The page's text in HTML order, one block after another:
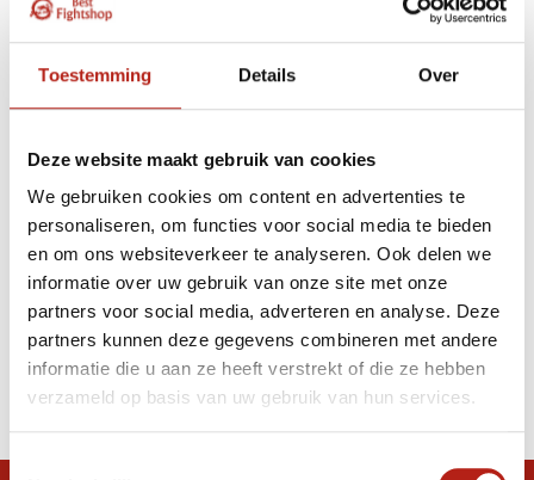
Toestemming Details Over
Deze website maakt gebruik van cookies
We gebruiken cookies om content en advertenties te
personaliseren, om functies voor social media te bieden
en om ons websiteverkeer te analyseren. Ook delen we
informatie over uw gebruik van onze site met onze
partners voor social media, adverteren en analyse. Deze
partners kunnen deze gegevens combineren met andere
informatie die u aan ze heeft verstrekt of die ze hebben
verzameld op basis van uw gebruik van hun services.
Toestemmingsselectie
Apply filters
Producten getagd met
band op rol. Karate. 50
m. dubbel gekleurd
Producten
Filter